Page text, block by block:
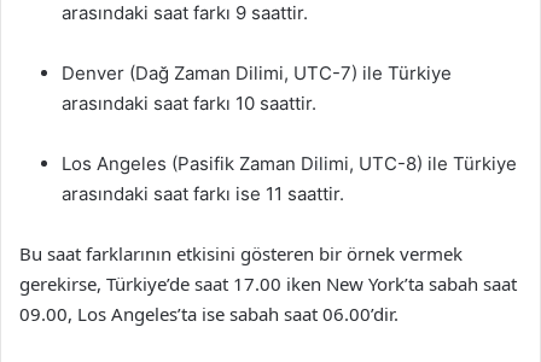
arasındaki saat farkı 9 saattir.
Denver (Dağ Zaman Dilimi, UTC-7) ile Türkiye
arasındaki saat farkı 10 saattir.
Los Angeles (Pasifik Zaman Dilimi, UTC-8) ile Türkiye
arasındaki saat farkı ise 11 saattir.
Bu saat farklarının etkisini gösteren bir örnek vermek
gerekirse, Türkiye’de saat 17.00 iken New York’ta sabah saat
09.00, Los Angeles’ta ise sabah saat 06.00’dir.